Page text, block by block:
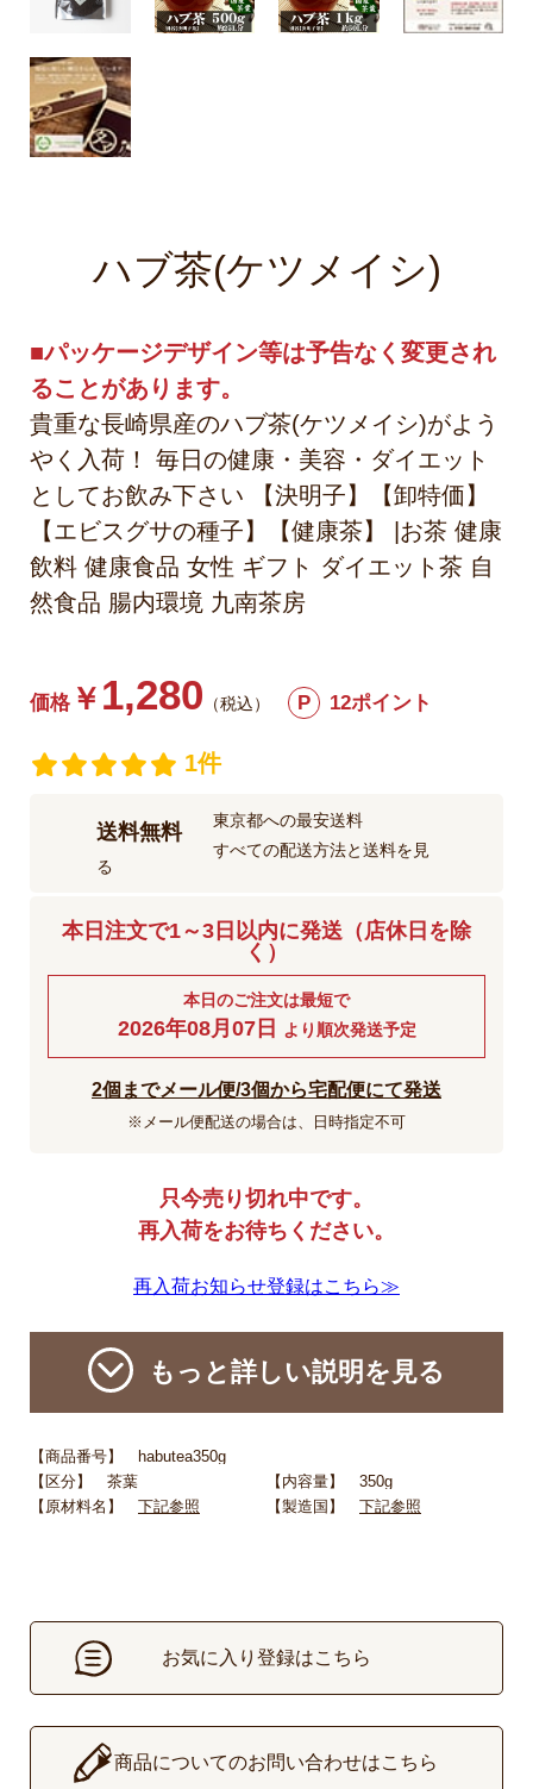
ハブ茶(ケツメイシ)
■パッケージデザイン等は予告なく変更され
ることがあります。
貴重な長崎県産のハブ茶(ケツメイシ)がよう
やく入荷！ 毎日の健康・美容・ダイエット
としてお飲み下さい 【決明子】【卸特価】
【エビスグサの種子】【健康茶】 |お茶 健康
飲料 健康食品 女性 ギフト ダイエット茶 自
然食品 腸内環境 九南茶房
価格 ￥ 1,280 （税込） P 12ポイント
1件
送料無料
東京都への最安送料
すべての配送方法と送料を見
る
本日注文で1～3日以内に発送（店休日を除
く）
本日のご注文は最短で
2026年08月07日 より順次発送予定
2個までメール便/3個から宅配便にて発送
※メール便配送の場合は、日時指定不可
只今売り切れ中です。
再入荷をお待ちください。
再入荷お知らせ登録はこちら≫
もっと詳しい説明を見る
【商品番号】 habutea350g
【区分】 茶葉
【内容量】 350g
【原材料名】 下記参照 【製造国】 下記参照
お気に入り登録はこちら
▶商品についてのお問い合わせはこちら